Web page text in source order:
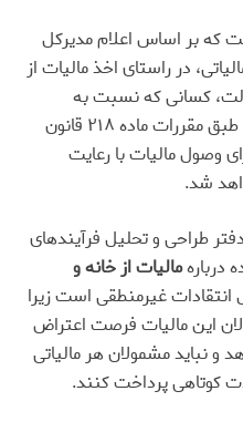
که بر اساس اعلام مدیرکل
در راستای اخذ مالیات از
کسانی که نسبت به
پرداخت این مالیات اقدام نکنند، طبق مقررات ماده ۲۱۸ قانون
وصول مالیات با رعایت
شد.
طراحی و تحلیل فرآیندهای
دربارهمالیات از خانه و
غیرمنطقی است زیرا
این مالیات فرصت اعتراض
نباید مشمولان هر مالیاتی
کوتاهی پرداخت کنند.